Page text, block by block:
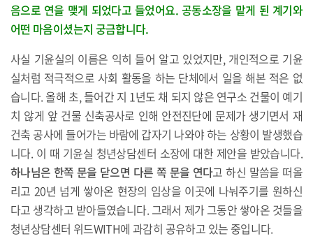
음으로 연을 맺게 되었다고 들었어요. 공동소장을 맡게 된 계기와
어떤 마음이셨는지 궁금합니다.
사실 기윤실의 이름은 익히 들어 알고 있었지만, 개인적으로 기윤
실처럼 적극적으로 사회 활동을 하는 단체에서 일을 해본 적은 없
습니다. 올해 초, 들어간 지 1년도 채 되지 않은 연구소 건물이 예기
치 않게 앞 건물 신축공사로 인해 안전진단에 문제가 생기면서 재
건축 공사에 들어가는 바람에 갑자기 나와야 하는 상황이 발생했습
니다. 이 때 기윤실 청년상담센터 소장에 대한 제안을 받았습니다.
하나님은 한쪽 문을 닫으면 다른 쪽 문을 연다고 하신 말씀을 떠올
리고 20년 넘게 쌓아온 현장의 임상을 이곳에 나눠주기를 원하신
다고 생각하고 받아들였습니다. 그래서 제가 그동안 쌓아온 것들을
청년상담센터 위드WITH에 과감히 공유하고 있는 중입니다.